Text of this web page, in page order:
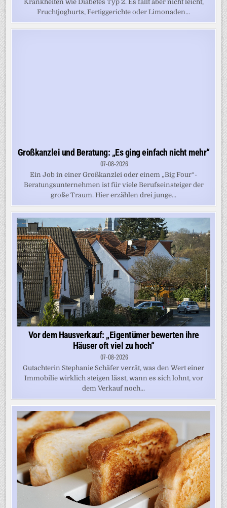
Krankheiten wie Diabetes Typ 2. Es fällt aber nicht leicht,
Fruchtjoghurts, Fertiggerichte oder Limonaden...
Großkanzlei und Beratung: „Es ging einfach nicht mehr“
07-08-2026
Ein Job in einer Großkanzlei oder einem „Big Four“-
Beratungsunternehmen ist für viele Berufseinsteiger der
große Traum. Hier erzählen drei junge...
Vor dem Hausverkauf: „Eigentümer bewerten ihre
Häuser oft viel zu hoch“
07-08-2026
Gutachterin Stephanie Schäfer verrät, was den Wert einer
Immobilie wirklich steigen lässt, wann es sich lohnt, vor
dem Verkauf noch...